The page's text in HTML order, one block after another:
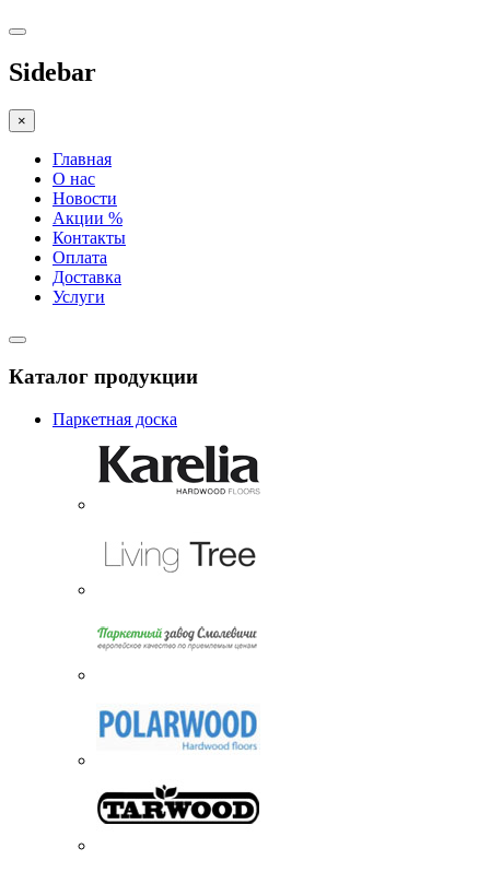
Sidebar
×
Главная
О нас
Новости
Акции %
Контакты
Оплата
Доставка
Услуги
Каталог продукции
Паркетная доска